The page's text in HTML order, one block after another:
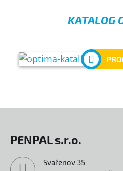
KATALOG
PENPAL s.r.o.
Svařenov 35